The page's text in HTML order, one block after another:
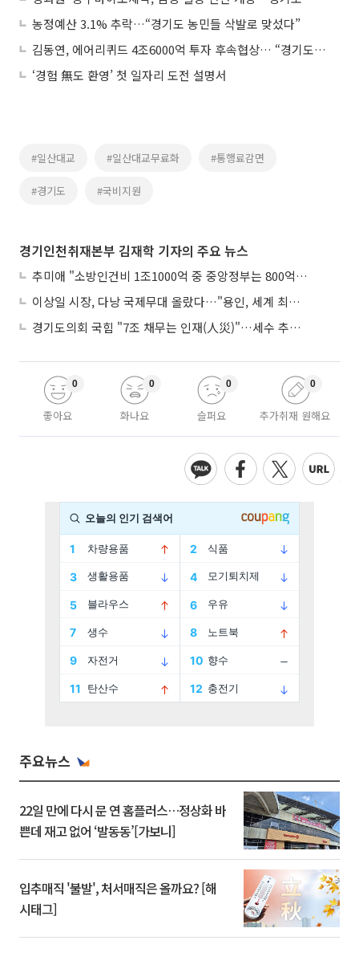
농정예산 3.1% 추락…“경기도 농민들 삭발로 맞섰다”
김동연, 에어리퀴드 4조6000억 투자 후속협상… “경기도가 한국 산업의 중심”
‘경험 無도 환영’ 첫 일자리 도전 설명서
#일산대교 #일산대교무료화 #통행료감면
#경기도 #국비지원
경기인천취재본부 김재학 기자의 주요 뉴스
추미애 "소방인건비 1조1000억 중 중앙정부는 800억뿐"
이상일 시장, 다낭 국제무대 올랐다…"용인, 세계 최대 반도체 도시 된다"
경기도의회 국힘 "7조 채무는 인재(人災)"…세수 추계 조작 의혹 제기
좋아요
0
화나요
0
슬퍼요
0
추가취재 원해요
0
주요뉴스
22일 만에 다시 문 연 홈플러스…정상화 바
쁜데 재고 없어 ‘발동동’[가보니]
입추매직 '불발', 처서매직은 올까요? [해
시태그]